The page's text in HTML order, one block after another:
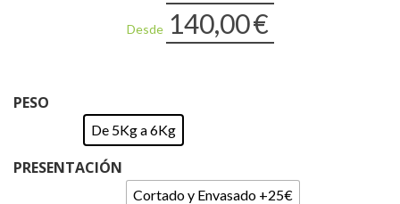
Desde 140,00€
PESO
De 5Kg a 6Kg
PRESENTACIÓN
Cortado y Envasado +25€